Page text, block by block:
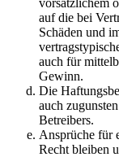
vorsätzlichem
auf die bei
Schäden und
auch für
Gewinn.
Die
auch
Betreibers.
Ansprüche für
Recht bleiben